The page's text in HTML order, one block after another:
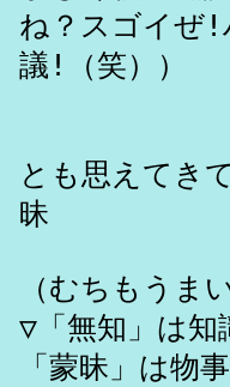
ね？スゴイぜ!
議!（笑））
とも思えてき
昧
（むちもうま
▽「無知」は
「蒙昧」は物